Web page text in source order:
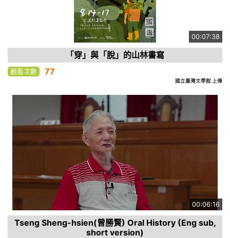
00:07:38
「穿」與「脫」的山林書寫
觀看次數 77
國立臺灣文學館 上傳
00:06:16
Tseng Sheng-hsien(曾勝賢) Oral History (Eng sub,
short version)